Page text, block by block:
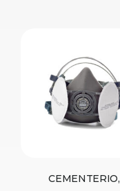
CEMENTERIO,